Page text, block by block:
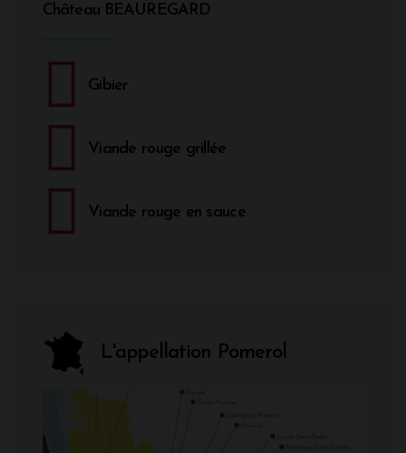
Château BEAUREGARD
Gibier
Viande rouge grillée
Viande rouge en sauce
L'appellation Pomerol